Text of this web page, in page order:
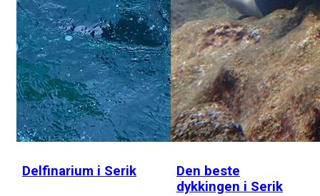
Delfinarium i Serik
Den beste
dykkingen i Serik